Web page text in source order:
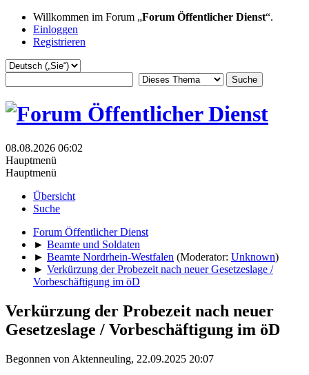
Willkommen im Forum „Forum Öffentlicher Dienst“.
Einloggen
Registrieren
08.08.2026 06:02
Hauptmenü
Hauptmenü
Übersicht
Suche
Forum Öffentlicher Dienst
► Beamte und Soldaten
► Beamte Nordrhein-Westfalen (Moderator: Unknown)
► Verkürzung der Probezeit nach neuer Gesetzeslage /
Vorbeschäftigung im öD
Verkürzung der Probezeit nach neuer
Gesetzeslage / Vorbeschäftigung im öD
Begonnen von Aktenneuling, 22.09.2025 20:07